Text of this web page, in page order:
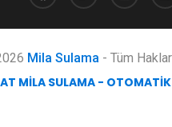
Mila Sulama - Tüm
MILA SULAMA - OTOMATIK